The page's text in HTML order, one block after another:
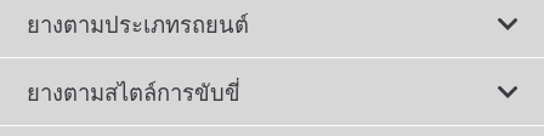
ยางตามประเภทรถยนต์
ดูยางทั้งหมด
ยางตามสไตล์การขับขี่